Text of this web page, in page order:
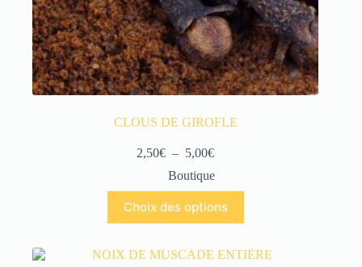
CLOUS DE GIROFLE
2,50€ – 5,00€
Boutique
Choix des options